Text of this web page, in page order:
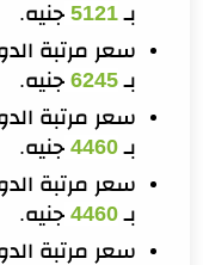
بـ5121 جنيه.
بـ6245 جنيه.
بـ4460 جنيه.
بـ4460 جنيه.